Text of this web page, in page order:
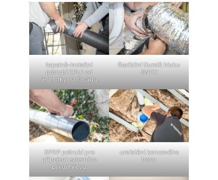
tepelně-izolační
potrubí EPLE od
jednotky na fasádu
flexibilní tlumič hluku
SNFX
SPRP potrubí pro
připojení externího
předehřevu
umístění koncového
boxu